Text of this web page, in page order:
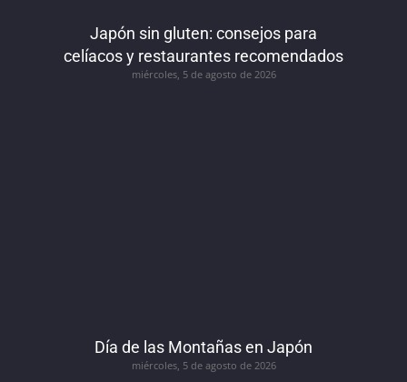
Japón sin gluten: consejos para
celíacos y restaurantes recomendados
miércoles, 5 de agosto de 2026
Día de las Montañas en Japón
miércoles, 5 de agosto de 2026